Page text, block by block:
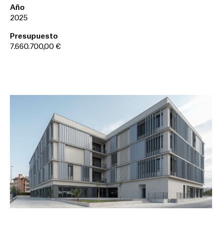
Año
2025
Presupuesto
7.660.700,00 €